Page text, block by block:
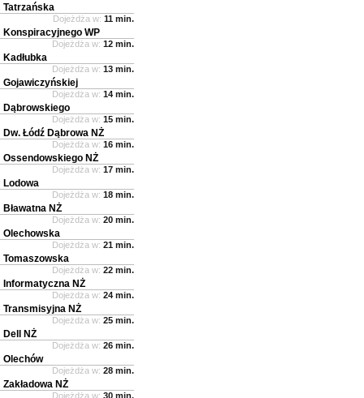
Tatrzańska
Dojeżdża w: 11 min.
Konspiracyjnego WP
Dojeżdża w: 12 min.
Kadłubka
Dojeżdża w: 13 min.
Gojawiczyńskiej
Dojeżdża w: 14 min.
Dąbrowskiego
Dojeżdża w: 15 min.
Dw. Łódź Dąbrowa NŻ
Dojeżdża w: 16 min.
Ossendowskiego NŻ
Dojeżdża w: 17 min.
Lodowa
Dojeżdża w: 18 min.
Bławatna NŻ
Dojeżdża w: 20 min.
Olechowska
Dojeżdża w: 21 min.
Tomaszowska
Dojeżdża w: 22 min.
Informatyczna NŻ
Dojeżdża w: 24 min.
Transmisyjna NŻ
Dojeżdża w: 25 min.
Dell NŻ
Dojeżdża w: 26 min.
Olechów
Dojeżdża w: 28 min.
Zakładowa NŻ
Dojeżdża w: 30 min.